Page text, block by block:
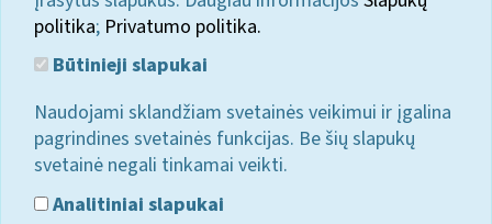
politika; Privatumo politika.
Būtinieji slapukai
Naudojami sklandžiam svetainės veikimui ir įgalina
pagrindines svetainės funkcijas. Be šių slapukų
svetainė negali tinkamai veikti.
Analitiniai slapukai